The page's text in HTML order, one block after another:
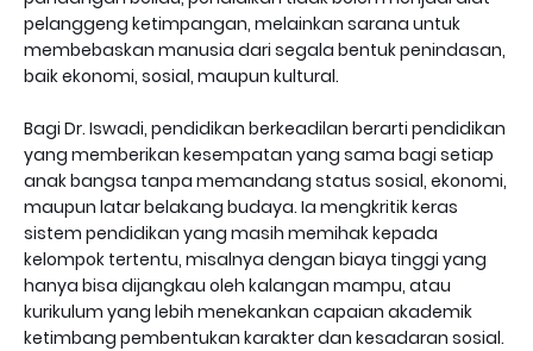
pelanggeng ketimpangan, melainkan sarana untuk
membebaskan manusia dari segala bentuk penindasan,
baik ekonomi, sosial, maupun kultural.
Bagi Dr. Iswadi, pendidikan berkeadilan berarti pendidikan
yang memberikan kesempatan yang sama bagi setiap
anak bangsa tanpa memandang status sosial, ekonomi,
maupun latar belakang budaya. Ia mengkritik keras
sistem pendidikan yang masih memihak kepada
kelompok tertentu, misalnya dengan biaya tinggi yang
hanya bisa dijangkau oleh kalangan mampu, atau
kurikulum yang lebih menekankan capaian akademik
ketimbang pembentukan karakter dan kesadaran sosial.